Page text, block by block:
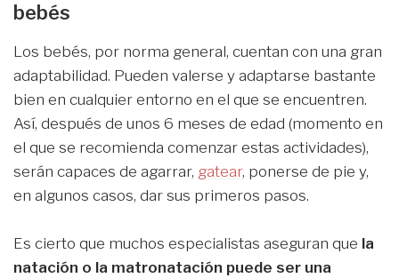
bebés
Los bebés, por norma general, cuentan con una gran
adaptabilidad. Pueden valerse y adaptarse bastante
bien en cualquier entorno en el que se encuentren.
Así, después de unos 6 meses de edad (momento en
el que se recomienda comenzar estas actividades),
serán capaces de agarrar, gatear, ponerse de pie y,
en algunos casos, dar sus primeros pasos.
Es cierto que muchos especialistas aseguran que la
natación o la matronatación puede ser una